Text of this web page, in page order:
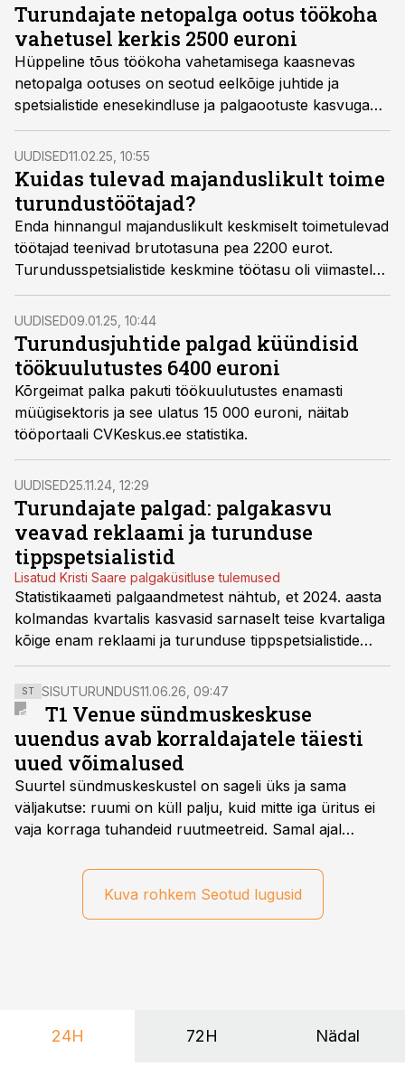
Turundajate netopalga ootus töökoha
vahetusel kerkis 2500 euroni
Hüppeline tõus töökoha vahetamisega kaasnevas
netopalga ootuses on seotud eelkõige juhtide ja
spetsialistide enesekindluse ja palgaootuste kasvuga
tööturul, selgitas CVKeskus.ee värbamisjuht Grete
Adler.
UUDISED11.02.25, 10:55
Kuidas tulevad majanduslikult toime
turundustöötajad?
Enda hinnangul majanduslikult keskmiselt toimetulevad
töötajad teenivad brutotasuna pea 2200 eurot.
Turundusspetsialistide keskmine töötasu oli viimastel
andmetel 2459 eurot, tippspetsialistidel aga 2710
eurot.
UUDISED09.01.25, 10:44
Turundusjuhtide palgad küündisid
töökuulutustes 6400 euroni
Kõrgeimat palka pakuti töökuulutustes enamasti
müügisektoris ja see ulatus 15 000 euroni, näitab
tööportaali CVKeskus.ee statistika.
UUDISED25.11.24, 12:29
Turundajate palgad: palgakasvu
veavad reklaami ja turunduse
tippspetsialistid
Lisatud Kristi Saare palgaküsitluse tulemused
Statistikaameti palgaandmetest nähtub, et 2024. aasta
kolmandas kvartalis kasvasid sarnaselt teise kvartaliga
kõige enam reklaami ja turunduse tippspetsialistide
palgad – 6,6%.
ST SISUTURUNDUS11.06.26, 09:47
T1 Venue sündmuskeskuse
uuendus avab korraldajatele täiesti
uued võimalused
Suurtel sündmuskeskustel on sageli üks ja sama
väljakutse: ruumi on küll palju, kuid mitte iga üritus ei
vaja korraga tuhandeid ruutmeetreid. Samal ajal
paindlikkust – võimalust ühendada konverents, gala,
töötoad, meelelahutus ja võrgustumine tervikuks, ilma
et peaks kasutama mitut erinevat asukohta. T1
Kuva rohkem Seotud lugusid
24H 72H Nädal